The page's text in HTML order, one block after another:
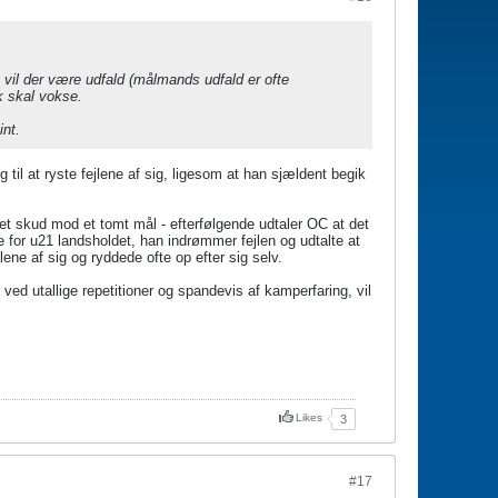
der være udfald (målmands udfald er ofte
skal vokse.
til at ryste fejlene af sig, ligesom at han sjældent begik
skud mod et tomt mål - efterfølgende udtaler OC at det
u21 landsholdet, han indrømmer fejlen og udtalte at
af sig og ryddede ofte op efter sig selv.
utallige repetitioner og spandevis af kamperfaring, vil
Likes 3
#17